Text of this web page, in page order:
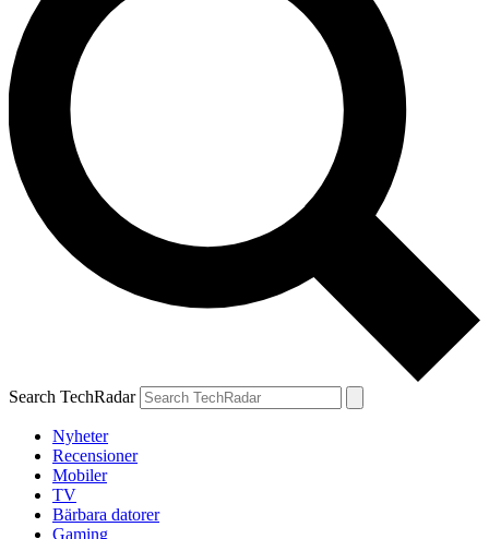
Search TechRadar
Nyheter
Recensioner
Mobiler
TV
Bärbara datorer
Gaming